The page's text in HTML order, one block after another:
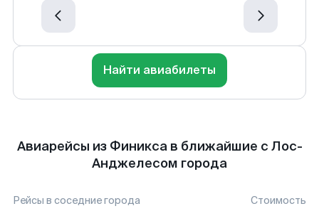
Найти авиабилеты
Авиарейсы из Финикса в ближайшие с Лос-
Анджелесом города
Рейсы в соседние города Стоимость